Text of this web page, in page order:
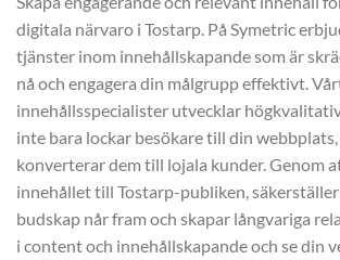
digitala närvaro i Tostarp. På Symetric
tjänster inom innehållskapande som är
nå och engagera din målgrupp effektivt.
innehållsspecialister utvecklar
inte bara lockar besökare till din
konverterar dem till lojala kunder. Genom
innehållet till Tostarp-publiken,
budskap når fram och skapar långvariga
i content och innehållskapande och se din